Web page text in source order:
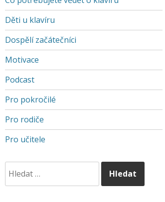
Děti u klavíru
Dospělí začátečníci
Motivace
Podcast
Pro pokročilé
Pro rodiče
Pro učitele